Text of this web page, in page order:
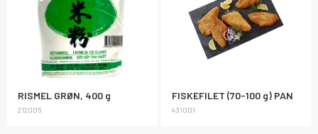
RISMEL GRØN, 400 g
212005
FISKEFILET (70-100 g) PAN
431001